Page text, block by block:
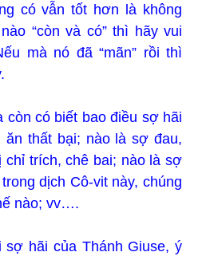
có vẫn tốt hơn là không
“còn và có” thì hãy vui
mà nó đã “mãn” rồi thì
có biết bao điều sợ hãi
thất bại; nào là sợ đau,
trích, chê bai; nào là sợ
dịch Cô-vit này, chúng
nào; vv….
hãi của Thánh Giuse, ý